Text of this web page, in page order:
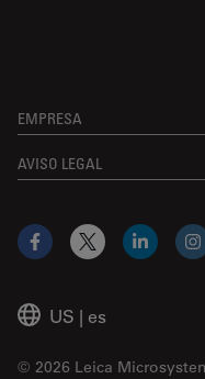
EMPRESA
AVISO LEGAL
US | es
© 2026 Leica
Facebook
X